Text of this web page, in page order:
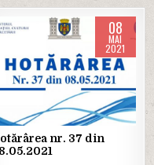
08
MAI
2021
Posted
in
nr. 37 din